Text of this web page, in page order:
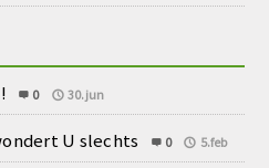
0 30.jun
U slechts 0 5.feb